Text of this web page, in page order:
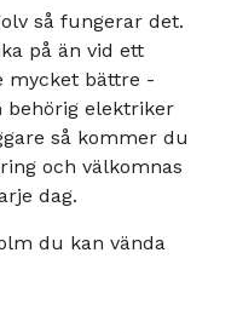
så fungerar det.
på än vid ett
mycket bättre -
behörig elektriker
så kommer du
och välkomnas
dag.
du kan vända